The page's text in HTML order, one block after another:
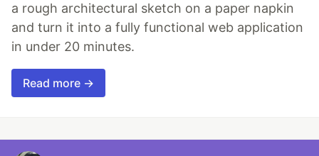
a rough architectural sketch on a paper napkin
and turn it into a fully functional web application
in under 20 minutes.
Read more →